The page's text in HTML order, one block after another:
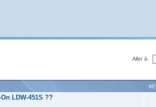
Aller à:
LDW-451S ??